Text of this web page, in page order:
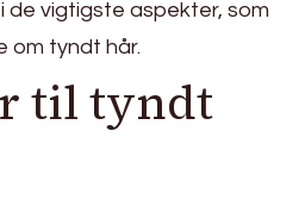
de vigtigste aspekter, som
om tyndt hår.
til tyndt